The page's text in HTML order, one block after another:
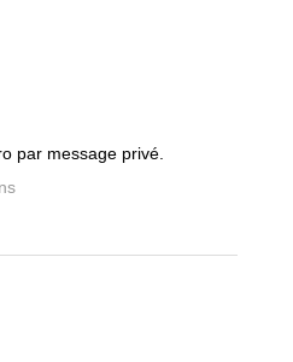
par message privé.